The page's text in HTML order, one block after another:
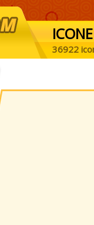
ICONE
36922